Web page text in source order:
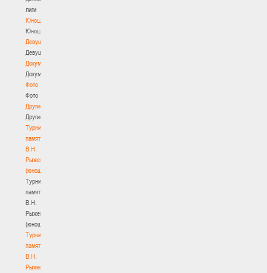
лиги
Юноши
Юноши
Девушки
Девушки
Документы
Документы
Фото
Фото
Другие
Другие
Турнир
памяти
В.Н.
Рыженкова
(юноши)
Турнир
памяти
В.Н.
Рыженкова
(юноши)
Турнир
памяти
В.Н.
Рыженкова